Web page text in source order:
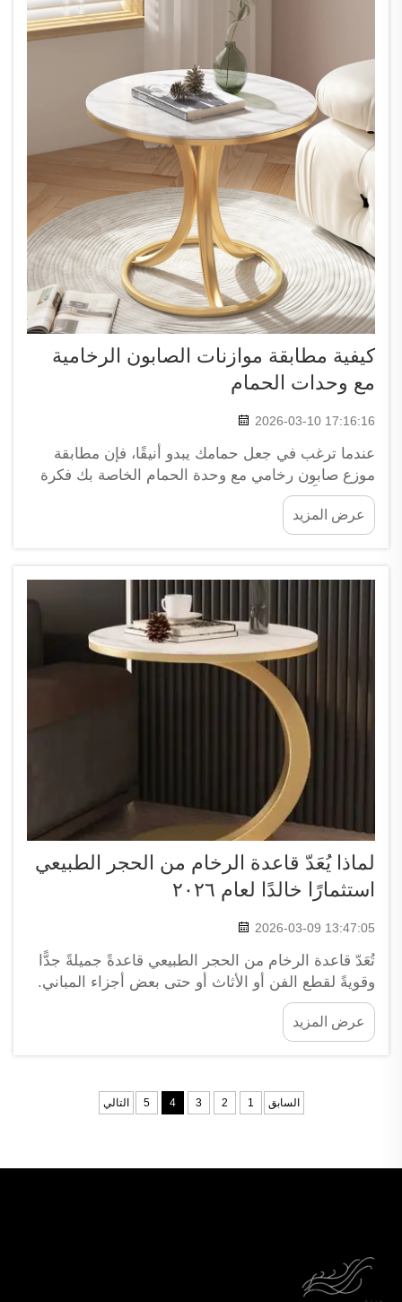
كيفية مطابقة موازنات الصابون الرخامية
مع وحدات الحمام
2026-03-10 17:16:16
عندما ترغب في جعل حمامك يبدو أنيقًا، فإن مطابقة
موزع صابون رخامي مع وحدة الحمام الخاصة بك فكرة
ممتازة حقًّا. فالرخام جميلٌ جدًّا ويمكنه أن يمنح أي
مساحة شعورًا بالخصوصية والرفاهية. وتقدِّم شركة
XPIC مجموعة من موزعات الصابون الرخامية الأنيقة
عرض المزيد
لماذا يُعَدّ قاعدة الرخام من الحجر الطبيعي
استثمارًا خالدًا لعام ٢٠٢٦
2026-03-09 13:47:05
تُعَدّ قاعدة الرخام من الحجر الطبيعي قاعدةً جميلةً جدًّا
وقويةً لقطع الفن أو الأثاث أو حتى بعض أجزاء المباني.
وهي مصنوعةٌ من الرخام الحقيقي المستخرج من
الطبيعة، وتتميّز بأنماطها وألوانها الفريدة التي تجعل كل
قطعةٍ منها فريدةً ومختلفةً عن غيرها. في...
عرض المزيد
السابق 1
2
3
4
5 التالي